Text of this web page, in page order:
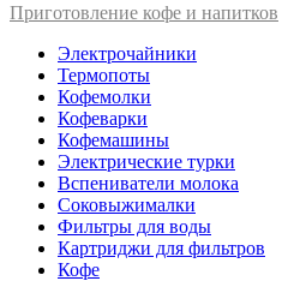
Приготовление кофе и напитков
Электрочайники
Термопоты
Кофемолки
Кофеварки
Кофемашины
Электрические турки
Вспениватели молока
Соковыжималки
Фильтры для воды
Картриджи для фильтров
Кофе